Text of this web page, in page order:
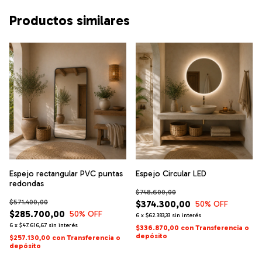
Productos similares
Espejo rectangular PVC puntas
redondas
$285.700,00
$571.400,00
50% OFF
6 x $47.616,67 sin interés
$257.130,00 con Transferencia o
depósito
Espejo Circular LED
$374.300,00
$748.600,00
50% OFF
6 x $62.383,33 sin interés
$336.870,00 con Transferencia o
depósito